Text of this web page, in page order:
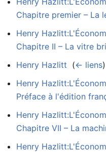
Chapitre premier – La
Henry
Chapitre II – La vitre
Henry Hazlitt (← liens)
Henry
Préface à l'édition
Henry
Chapitre VII – La
Henry